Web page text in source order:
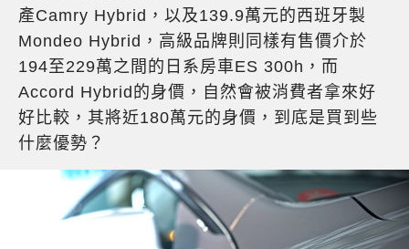
產Camry Hybrid，以及139.9萬元的西班牙製
Mondeo Hybrid，高級品牌則同樣有售價介於
194至229萬之間的日系房車ES 300h，而
Accord Hybrid的身價，自然會被消費者拿來好
好比較，其將近180萬元的身價，到底是買到些
什麼優勢？